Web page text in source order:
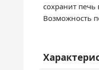
сохранит печь
Возможность